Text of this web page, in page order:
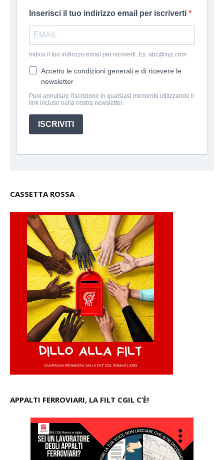
Inserisci il tuo indirizzo email per iscriverti
Indica il tuo indirizzo email per iscriverti. Es. abc@xyz.com
Accetto le condizioni generali e di ricevere le
newsletter
Puoi annullare l'iscrizione in qualsiasi momento utilizzando il
link incluso nella nostra newsletter.
ISCRIVITI
CASSETTA ROSSA
APPALTI FERROVIARI, LA FILT CGIL C’È!